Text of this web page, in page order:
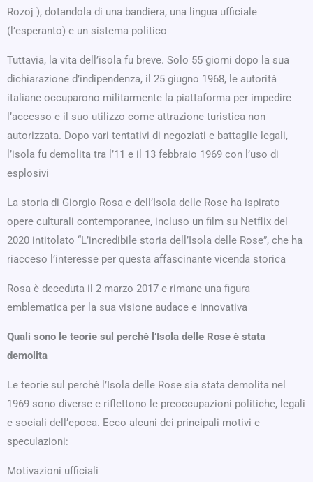
Rozoj ), dotandola di una bandiera, una lingua ufficiale
(l’esperanto) e un sistema politico
Tuttavia, la vita dell’isola fu breve. Solo 55 giorni dopo la sua
dichiarazione d’indipendenza, il 25 giugno 1968, le autorità
italiane occuparono militarmente la piattaforma per impedire
l’accesso e il suo utilizzo come attrazione turistica non
autorizzata. Dopo vari tentativi di negoziati e battaglie legali,
l’isola fu demolita tra l’11 e il 13 febbraio 1969 con l’uso di
esplosivi
La storia di Giorgio Rosa e dell’Isola delle Rose ha ispirato
opere culturali contemporanee, incluso un film su Netflix del
2020 intitolato “L’incredibile storia dell’Isola delle Rose”, che ha
riacceso l’interesse per questa affascinante vicenda storica
Rosa è deceduta il 2 marzo 2017 e rimane una figura
emblematica per la sua visione audace e innovativa
Quali sono le teorie sul perché l’Isola delle Rose è stata
demolita
Le teorie sul perché l’Isola delle Rose sia stata demolita nel
1969 sono diverse e riflettono le preoccupazioni politiche, legali
e sociali dell’epoca. Ecco alcuni dei principali motivi e
speculazioni:
Motivazioni ufficiali